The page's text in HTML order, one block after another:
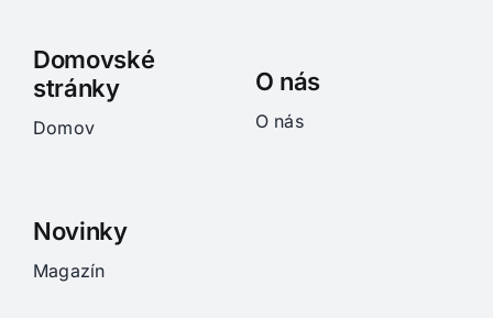
Domovské
stránky
Domov
O nás
O nás
Novinky
Magazín